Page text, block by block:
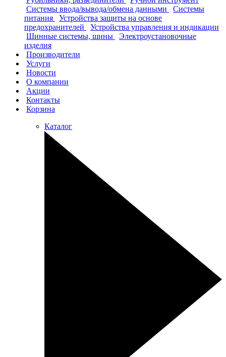
Системы ввода/вывода/обмена данными
Системы
питания
Устройства защиты на основе
предохранителей
Устройства управления и индикации
Шинные системы, шины
Электроустановочные
изделия
Производители
Услуги
Новости
О компании
Акции
Контакты
Корзина
Каталог